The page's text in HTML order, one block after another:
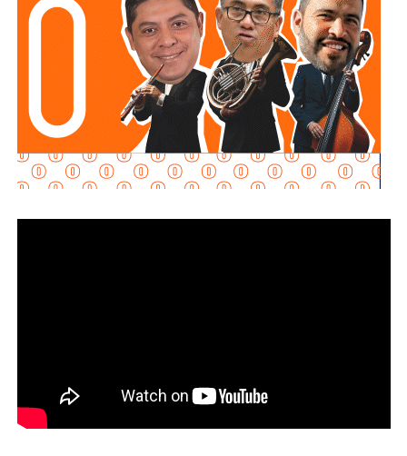
Además la disposición también señala que las personas
conductoras deberán cumplir con las demás medidas de
seguridad previstas en la legislación estatal.
La diputada Brisseire Sánchez López, explicó que
mantener las luces encendidas permite incrementar
la visibilidad de las motocicletas ante otros usuarios
de la vía, debido a que por sus dimensiones pueden ser
menos perceptibles que otros vehículos, particularmente